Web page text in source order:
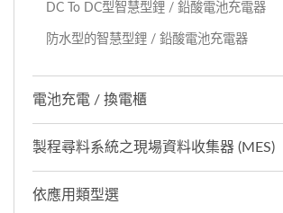
DC To DC型智慧型鋰 / 鉛酸電池充電器
防水型的智慧型鋰 / 鉛酸電池充電器
電池充電 / 換電櫃
製程尋料系統之現場資料收集器 (MES)
依應用類型選